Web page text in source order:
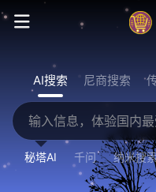
AI搜索 尼商搜索
秘塔AI 千问 纳米搜